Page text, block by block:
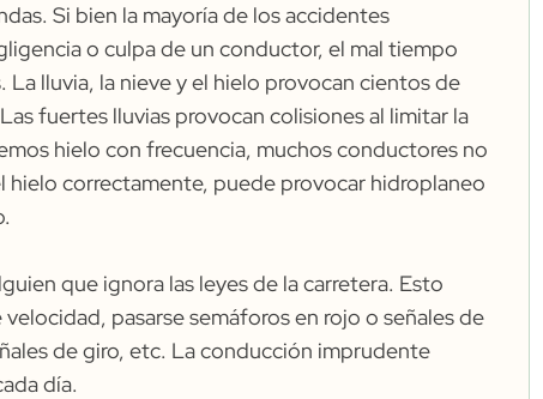
Si bien la mayoría de los accidentes
o culpa de un conductor, el mal tiempo
lluvia, la nieve y el hielo provocan cientos de
fuertes lluvias provocan colisiones al limitar la
hielo con frecuencia, muchos conductores no
correctamente, puede provocar hidroplaneo
que ignora las leyes de la carretera. Esto
pasarse semáforos en rojo o señales de
de giro, etc. La conducción imprudente
día.